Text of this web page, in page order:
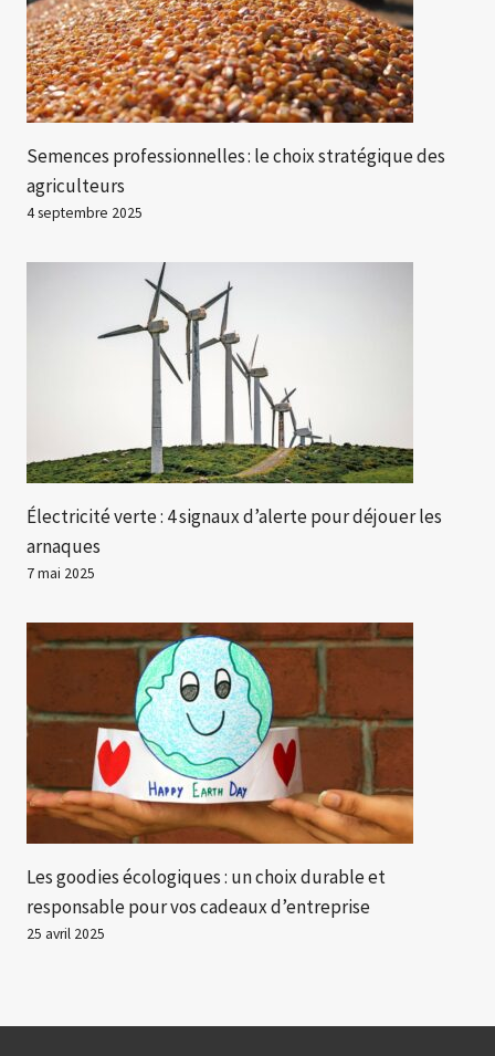
Semences professionnelles : le choix stratégique des
agriculteurs
4 septembre 2025
Électricité verte : 4 signaux d’alerte pour déjouer les
arnaques
7 mai 2025
Les goodies écologiques : un choix durable et
responsable pour vos cadeaux d’entreprise
25 avril 2025